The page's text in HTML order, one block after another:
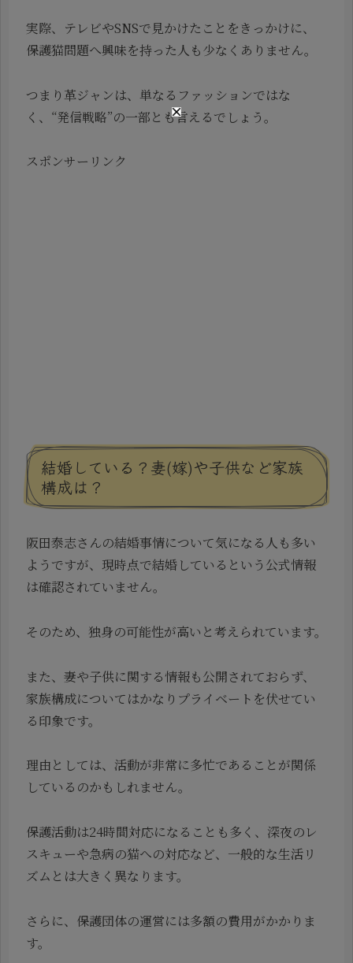
実際、テレビやSNSで見かけたことをきっかけに、
保護猫問題へ興味を持った人も少なくありません。
つまり革ジャンは、単なるファッションではな
く、“発信戦略”の一部とも言えるでしょう。
スポンサーリンク
結婚している？妻(嫁)や子供など家族
構成は？
阪田泰志さんの結婚事情について気になる人も多い
ようですが、現時点で結婚しているという公式情報
は確認されていません。
そのため、独身の可能性が高いと考えられています。
また、妻や子供に関する情報も公開されておらず、
家族構成についてはかなりプライベートを伏せてい
る印象です。
理由としては、活動が非常に多忙であることが関係
しているのかもしれません。
保護活動は24時間対応になることも多く、深夜のレ
スキューや急病の猫への対応など、一般的な生活リ
ズムとは大きく異なります。
さらに、保護団体の運営には多額の費用がかかりま
す。